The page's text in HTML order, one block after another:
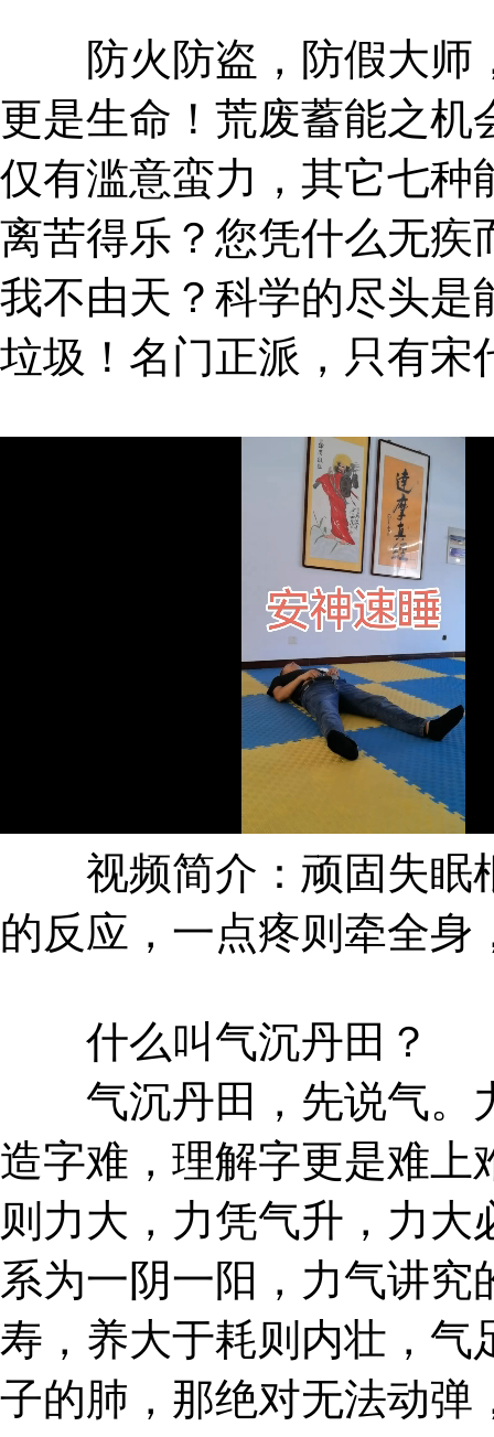
防火防盗，防假大师
更是生命！荒废蓄能之机
仅有滥意蛮力，其它七种
离苦得乐？您凭什么无疾
我不由天？科学的尽头是
垃圾！名门正派，只有宋
视频简介：顽固失眠
的反应，一点疼则牵全身
什么叫气沉丹田？
气沉丹田，先说气。
造字难，理解字更是难上
则力大，力凭气升，力
系为一阴一阳，力气讲
寿，养大于耗则内壮，气
子的肺，那绝对无法动弹